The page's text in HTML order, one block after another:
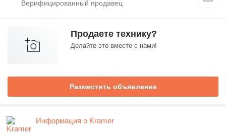
Продаете технику?
Делайте это вместе с нами!
Разместить объявление
Информация о Kramer